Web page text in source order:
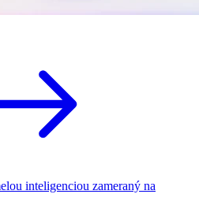
inteligenciou zameraný na